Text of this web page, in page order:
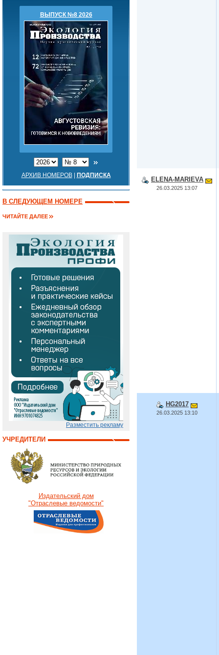
ВЫПУСК №8 2026
АРХИВ НОМЕРОВ| ПОДПИСКА
В СЛЕДУЮЩЕМ НОМЕРЕ
ЧИТАЙТЕ ДАЛЕЕ
Разместить рекламу
УЧРЕДИТЕЛИ
Издательский дом
"Отраслевые ведомости"
ELENA-MARIEVA
26.03.2025 13:07
HG2017
26.03.2025 13:10